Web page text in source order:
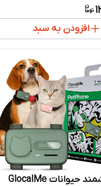
افزودن به سبد
ردیاب هوشمند حیوانات GlocalMe